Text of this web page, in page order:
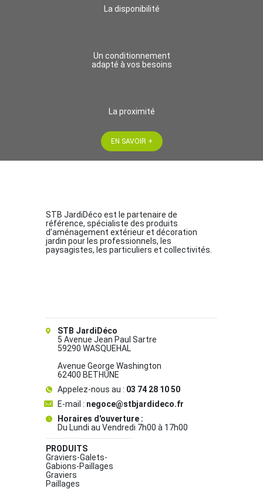
La disponibilité
Un conditionnement
adapté à vos besoins
La proximité
EN SAVOIR +
STB JardiDéco est le partenaire de
référence, spécialiste des produits
d’aménagement extérieur et décoration
jardin pour les professionnels, les
paysagistes, les particuliers et collectivités.
STB JardiDéco
5 Avenue Jean Paul Sartre
59290 WASQUEHAL
Avenue George Washington
62400 BETHUNE
Appelez-nous au : 03 74 28 10 50
E-mail : negoce@stbjardideco.fr
Horaires d'ouverture :
Du Lundi au Vendredi 7h00 à 17h00
PRODUITS
Graviers-Galets-
Gabions-Paillages
Graviers
Paillages